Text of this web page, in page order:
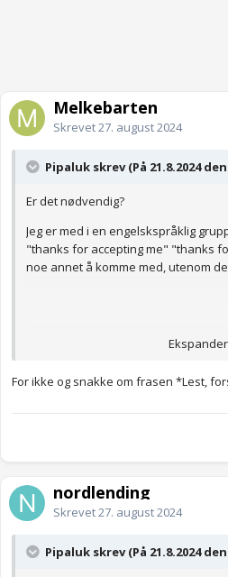
Melkebarten
Skrevet27. august 2024
Pipaluk skrev (På 21.8.2024 den
Er det nødvendig?
Jeg er med i en engelskspråklig
"thanks for accepting me" "thanks
noe annet å komme med, utenom
Ekspander
For ikke og snakke om frasen *Lest,
nordlending
Skrevet27. august 2024
Pipaluk skrev (På 21.8.2024 den